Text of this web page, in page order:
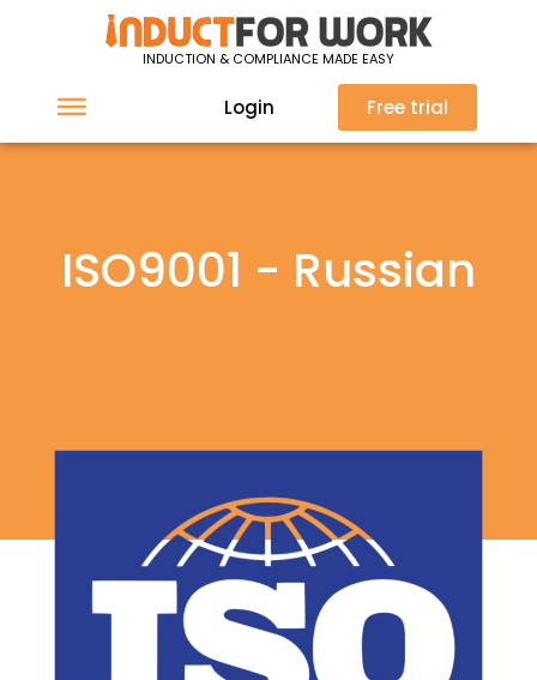
INDUCTION & COMPLIANCE MADE EASY
Login Free trial
ISO9001 - Russian